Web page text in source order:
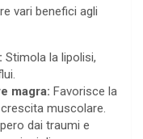
vari benefici agli
Stimola la lipolisi,
magra: Favorisce la
muscolare.
dai traumi e